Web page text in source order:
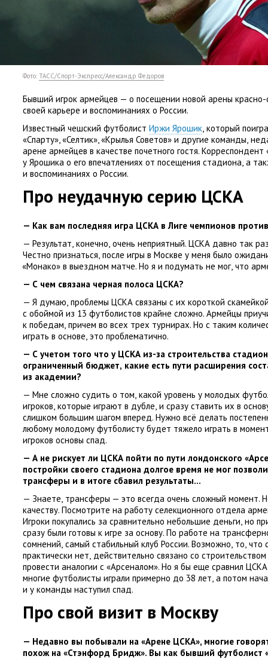
Фото: ТАСС/Спорт-Экспресс/Александр Федоров
Бывший игрок армейцев — о посещении новой арены красно-
своей карьере и воспоминаниях о России.
Известный чешский футболист Иржи Ярошик, который
«Спарту», «Селтик», «Крылья Советов» и другие команды,
арене армейцев в качестве почетного гостя. Корреспондент
у Ярошика о его впечатлениях от посещения стадиона, а
и воспоминаниях о России.
Про неудачную серию ЦСКА
— Как вам последняя игра ЦСКА в Лиге чемпионов против
— Результат, конечно, очень неприятный. ЦСКА давно так
Честно признаться, после игры в Москве у меня было
«Монако» в выездном матче. Но я и подумать не мог, что
— С чем связана черная полоса ЦСКА?
— Я думаю, проблемы ЦСКА связаны с их короткой
с обоймой из 13 футболистов крайне сложно. Армейцы
к победам, причем во всех трех турнирах. Но с таким
играть в основе, это проблематично.
— С учетом того что у ЦСКА из-за строительства
ограниченный бюджет, какие есть пути расширения
из академии?
— Мне сложно судить о том, какой уровень у молодых
игроков, которые играют в дубле, и сразу ставить их в
слишком большим шагом вперед. Нужно всё делать
любому молодому футболисту будет тяжело играть в
игроков основы спад.
— А не рискует ли ЦСКА пойти по пути лондонского «
постройки своего стадиона долгое время не мог
трансферы и в итоге сбавил результаты…
— Знаете, трансферы — это всегда очень сложный момент.
качеству. Посмотрите на работу селекционного отдела
Игроки покупались за сравнительно небольшие деньги, но
сразу были готовы к игре за основу. По работе на
сомнений, самый стабильный клуб России. Возможно, то, что
практически нет, действительно связано со
провести аналогии с «Арсеналом». Но я бы еще сравнил
многие футболисты играли примерно до 38 лет, а потом
и у команды наступил спад.
Про свой визит в Москву
— Недавно вы побывали на «Арене ЦСКА», многие
похож на «Стэнфорд Бридж». Вы как бывший футболист